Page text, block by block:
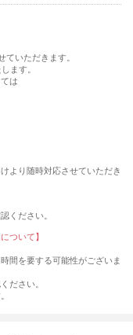
ていただきます。
ます。
は
より随時対応させていただき
ください。
ついて】
間を要する可能性がございま
ださい。